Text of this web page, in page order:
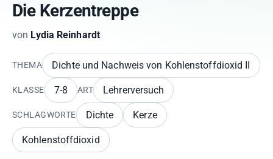
Die Kerzentreppe
von Lydia Reinhardt
THEMA Dichte und Nachweis von Kohlenstoffdioxid II
KLASSE 7-8 ART Lehrerversuch
SCHLAGWORTE Dichte Kerze
Kohlenstoffdioxid